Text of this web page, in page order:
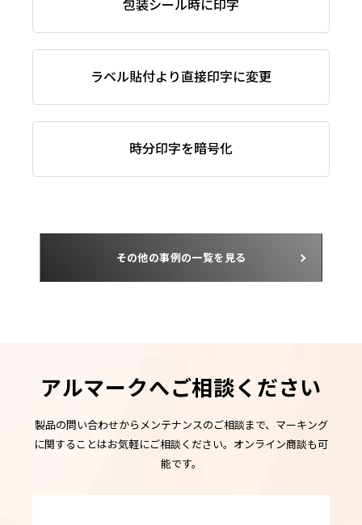
包装シール時に印字
ラベル貼付より直接印字に変更
時分印字を暗号化
その他の事例の一覧を見る
アルマークへご相談ください
製品の問い合わせからメンテナンスのご相談まで、マーキング
に関することはお気軽にご相談ください。オンライン商談も可
能です。